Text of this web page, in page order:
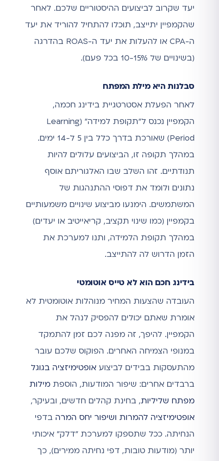
יעד שקרוב לביצועים ההיסטוריים שלכם. לאחר
שהקמפיין יתייצב, תוכלו להתחיל להוריד את יעד
ה-CPA או להעלות את יעד ה-ROAS בהדרגה
(בשינויים של 10-15% בכל פעם).
סבלנות היא מילת המפתח
לאחר הפעלת אסטרטגיית בידינג חכמה,
הקמפיין נכנס ל"תקופת למידה" (Learning
Period) שאורכת בדרך כלל בין 5 ל-14 ימים.
במהלך תקופה זו, הביצועים עלולים להיות
תנודתיים. זהו השלב שבו האלגוריתם אוסף
נתונים ולומד את דפוסי ההתנהגות של
המשתמשים. הימנעו מביצוע שינויים משמעותיים
בקמפיין (כמו שינוי תקציב, קריאייטיב או יעדים)
במהלך תקופת הלמידה, ותנו למערכת את
הזמן הדרוש לה להתייצב.
בידינג חכם הוא לא טייס אוטומטי
העובדה שהצעות המחיר מנוהלות אוטומטית לא
אומרת שאתם יכולים להפסיק לנהל את
הקמפיין. להיפך, זה מפנה לכם זמן להתמקד
במנופי הצמיחה האחרים. הפוקוס שלכם עובר
מהתעסקות בבידים לביצוע אופטימיזציה בגוגל
ברבדים אחרים: שיפור המודעות, הוספת מילות
מפתח שליליות, בחינת קהלים חדשים, ובעיקר,
אופטימיזציה להמרות ושיפור יחס המרה בדפי
הנחיתה. ככל שתספקו למערכת "דלק" איכותי
יותר (מודעות טובות, דפי נחיתה ממירים), כך